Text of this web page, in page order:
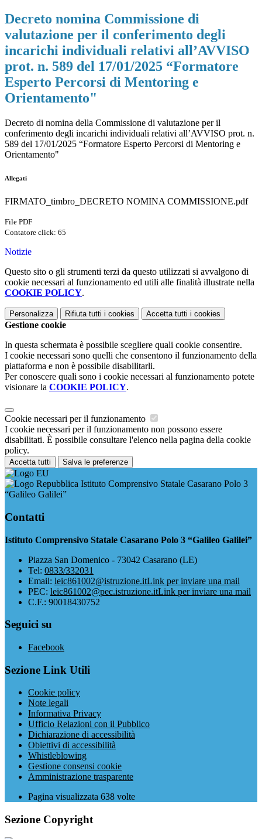
Decreto nomina Commissione di
valutazione per il conferimento degli
incarichi individuali relativi all’AVVISO
prot. n. 589 del 17/01/2025 “Formatore
Esperto Percorsi di Mentoring e
Orientamento"
Decreto di nomina della Commissione di valutazione per il
conferimento degli incarichi individuali relativi all’AVVISO prot. n.
589 del 17/01/2025 “Formatore Esperto Percorsi di Mentoring e
Orientamento"
Allegati
FIRMATO_timbro_DECRETO NOMINA COMMISSIONE.pdf
File PDF
Contatore click: 65
Notizie
Questo sito o gli strumenti terzi da questo utilizzati si avvalgono di
cookie necessari al funzionamento ed utili alle finalità illustrate nella
COOKIE POLICY.
Personalizza Rifiuta tutti i cookies Accetta tutti i cookies
Gestione cookie
In questa schermata è possibile scegliere quali cookie consentire.
I cookie necessari sono quelli che consentono il funzionamento della
piattaforma e non è possibile disabilitarli.
Per conoscere quali sono i cookie necessari al funzionamento potete
visionare la COOKIE POLICY.
Cookie necessari per il funzionamento
I cookie necessari per il funzionamento non possono essere
disabilitati. È possibile consultare l'elenco nella pagina della cookie
policy.
Accetta tutti Salva le preferenze
Istituto Comprensivo Statale Casarano Polo 3
“Galileo Galilei”
Contatti
Istituto Comprensivo Statale Casarano Polo 3 “Galileo Galilei”
Piazza San Domenico - 73042 Casarano (LE)
Tel: 0833/332031
Email: leic861002@istruzione.itLink per inviare una mail
PEC: leic861002@pec.istruzione.itLink per inviare una mail
C.F.: 90018430752
Seguici su
Facebook
Sezione Link Utili
Cookie policy
Note legali
Informativa Privacy
Ufficio Relazioni con il Pubblico
Dichiarazione di accessibilità
Obiettivi di accessibilità
Whistleblowing
Gestione consensi cookie
Amministrazione trasparente
Pagina visualizzata 638 volte
Sezione Copyright